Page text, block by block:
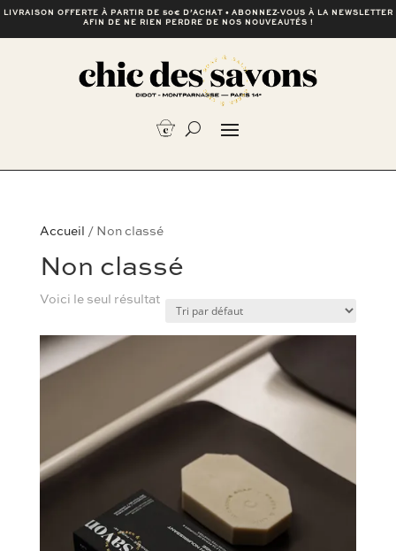
LIVRAISON OFFERTE À PARTIR DE 50€ D’ACHAT • ABONNEZ-VOUS À LA NEWSLETTER
AFIN DE NE RIEN PERDRE DE NOS NOUVEAUTÉS !
Accueil / Non classé
Non classé
Voici le seul résultat